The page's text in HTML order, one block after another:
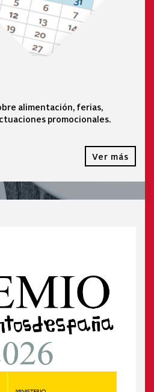
alimentación, ferias,
promocionales.
Ver más